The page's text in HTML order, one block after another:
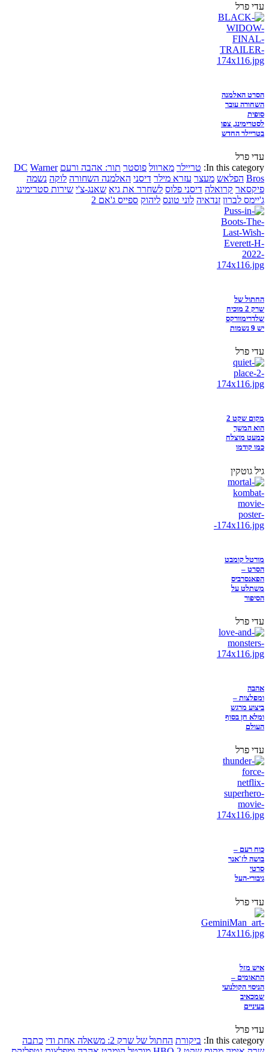
עדי פרל
הסרט האלמנה
השחורה עובר
סופית
לסטרימינג, צפו
בטריילר החדש
עדי פרל
In this category: טריילר מארוול פוסטר תור: אהבה ורעם DC Warner
Bros הפלאש מעצר עזרא מילר דיסני האלמנה השחורה לוקה נשמה
פיקסאר קרואלה דיסני פלוס לשחרר את גיא שאנג-צ'י שירות סטרימינג
ג'יימס לברון זנדאיה לוני טונס ליהוק ספייס ג'אם 2
החתול של
שרק 2 מוכיח
שלדרימוורקס
יש 9 נשמות
עדי פרל
מקום שקט 2
הוא המשך
כמעט מוצלח
כמו קודמו
גיל גוטקין
מורטל קומבט
הסרט –
הפאנסרביס
משתלט על
הסיפור
עדי פרל
אהבה
ומפלצות –
ביצוע מרגש
ומלא חן בסוף
העולם
עדי פרל
כוח רעם –
בושה לז'אנר
סרטי
גיבורי-העל
עדי פרל
איש מזל
התאומים –
הניסוי הקולנועי
שמכאיב
בעיניים
עדי פרל
In this category: ביקורת החתול של שרק 2: משאלה אחת ודי
כתבה